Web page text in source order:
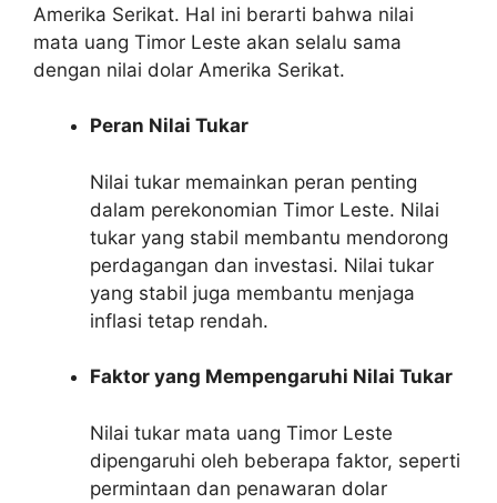
Amerika Serikat. Hal ini berarti bahwa nilai
mata uang Timor Leste akan selalu sama
dengan nilai dolar Amerika Serikat.
Peran Nilai Tukar
Nilai tukar memainkan peran penting
dalam perekonomian Timor Leste. Nilai
tukar yang stabil membantu mendorong
perdagangan dan investasi. Nilai tukar
yang stabil juga membantu menjaga
inflasi tetap rendah.
Faktor yang Mempengaruhi Nilai Tukar
Nilai tukar mata uang Timor Leste
dipengaruhi oleh beberapa faktor, seperti
permintaan dan penawaran dolar